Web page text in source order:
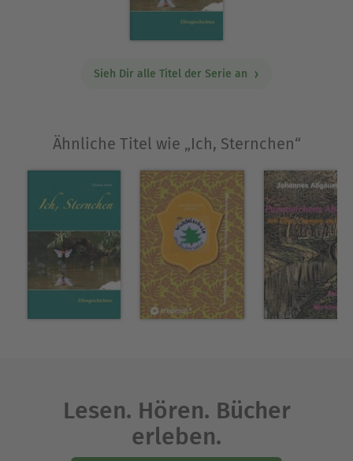
lieben und sie gerne mal aus einem anderen
Ausblenden
Sieh Dir alle Titel der Serie an
Ähnliche Titel wie „Ich, Sternchen“
Lesen. Hören. Bücher
erleben.